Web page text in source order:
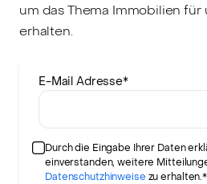
um das Thema Immobilien
erhalten.
E-Mail Adresse*
Durch die Eingabe Ihrer Daten
einverstanden, weitere
Datenschutzhinweise zu erhalten.*